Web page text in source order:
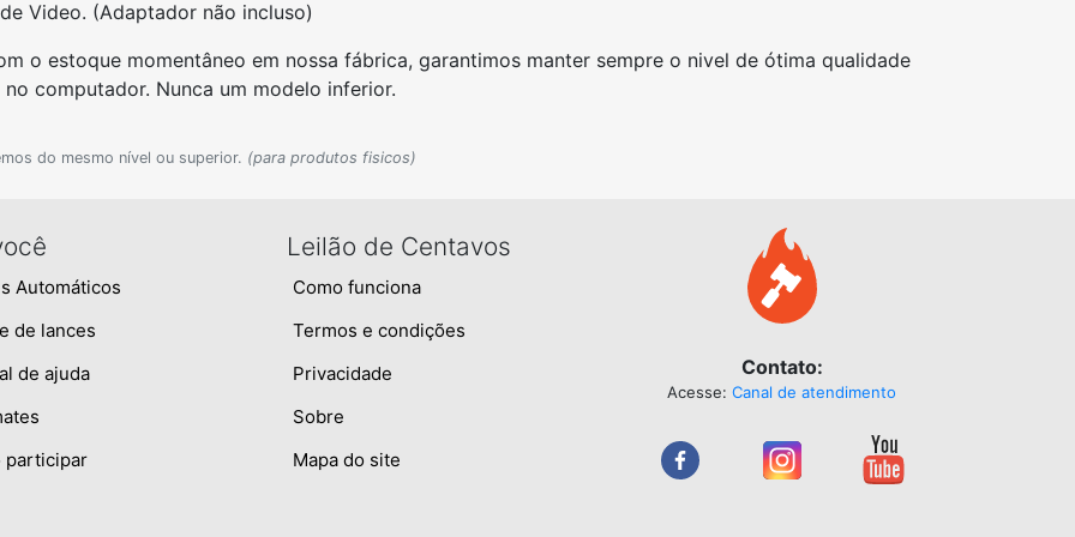
Video. (Adaptador não incluso)
o estoque momentâneo em nossa fábrica, garantimos manter sempre o nivel de ótima qualidade
computador. Nunca um modelo inferior.
do mesmo nível ou superior. (para produtos fisicos)
Automáticos
de lances
de ajuda
participar
Leilão de Centavos
Como funciona
Termos e condições
Privacidade
Sobre
Mapa do site
Contato:
Acesse: Canal de atendimento